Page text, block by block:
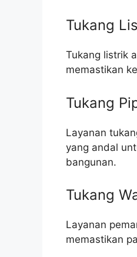
Tukang
Tukang listrik
memastikan
Tukang
Layanan
yang andal
bangunan.
Tukang
Layanan
memastikan